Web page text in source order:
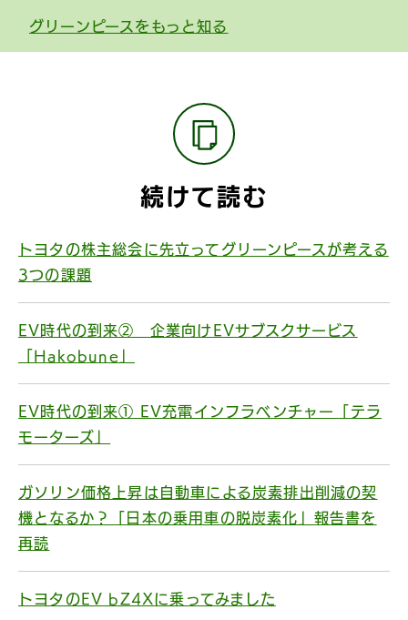
グリーンピースをもっと知る
続けて読む
トヨタの株主総会に先立ってグリーンピースが考える
3つの課題
EV時代の到来② 企業向けEVサブスクサービス
「Hakobune」
EV時代の到来① EV充電インフラベンチャー「テラ
モーターズ」
ガソリン価格上昇は自動車による炭素排出削減の契
機となるか？「日本の乗用車の脱炭素化」報告書を
再読
トヨタのEV bZ4Xに乗ってみました